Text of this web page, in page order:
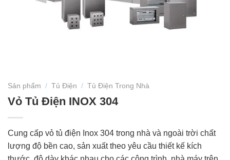
Sản phẩm / Tủ Điện / Tủ Điện Trong Nhà
Vỏ Tủ Điện INOX 304
Cung cấp vỏ tủ điện Inox 304 trong nhà và ngoài trời chất
lượng độ bền cao, sản xuất theo yêu cầu thiết kế kích